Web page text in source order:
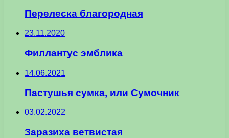
Перелеска благородная
23.11.2020
Филлантус эмблика
14.06.2021
Пастушья сумка, или Сумочник
03.02.2022
Заразиха ветвистая